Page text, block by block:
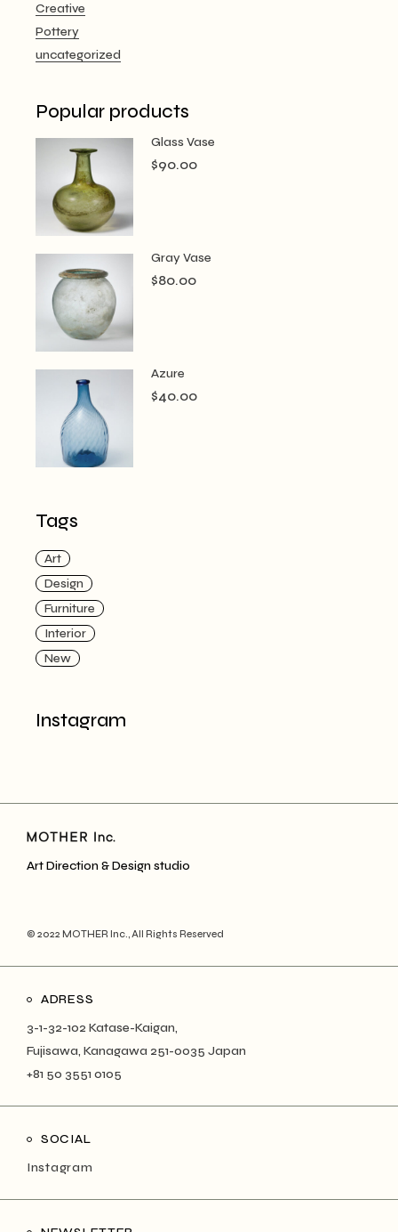
Creative
Pottery
uncategorized
Popular products
Glass Vase
$90.00
Gray Vase
$80.00
Azure
$40.00
Tags
Art
Design
Furniture
Interior
New
Instagram
Art Direction & Design studio
© 2022 MOTHER Inc., All Rights Reserved
ADRESS
3-1-32-102 Katase-Kaigan,
Fujisawa, Kanagawa 251-0035 Japan
+81 50 3551 0105
SOCIAL
Instagram